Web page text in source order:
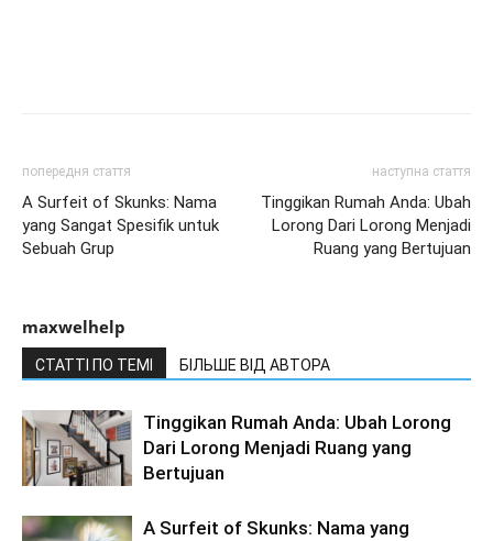
попередня стаття
A Surfeit of Skunks: Nama
yang Sangat Spesifik untuk
Sebuah Grup
наступна стаття
Tinggikan Rumah Anda: Ubah
Lorong Dari Lorong Menjadi
Ruang yang Bertujuan
maxwelhelp
СТАТТІ ПО ТЕМІ БІЛЬШЕ ВІД АВТОРА
Tinggikan Rumah Anda: Ubah Lorong
Dari Lorong Menjadi Ruang yang
Bertujuan
A Surfeit of Skunks: Nama yang